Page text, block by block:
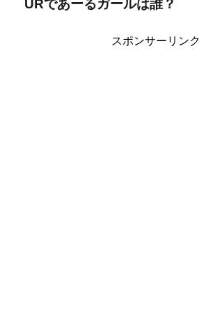
URであーるガールは誰？
スポンサーリンク